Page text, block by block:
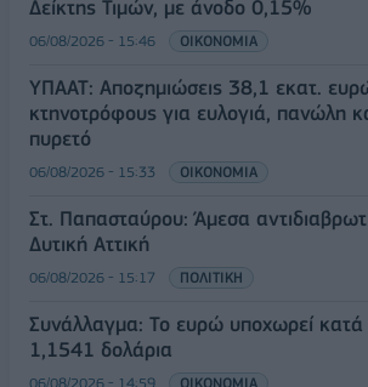
Δείκτης Τιμών, με άνοδο 0,15%
06/08/2026 - 15:46 ΟΙΚΟΝΟΜΙΑ
ΥΠΑΑΤ: Αποζημιώσεις 38,1 εκατ.
κτηνοτρόφους για ευλογιά, πανώλη
πυρετό
06/08/2026 - 15:33 ΟΙΚΟΝΟΜΙΑ
Στ. Παπασταύρου: Άμεσα
Δυτική Αττική
06/08/2026 - 15:17 ΠΟΛΙΤΙΚΗ
Συνάλλαγμα: Το ευρώ υποχωρεί
1,1541 δολάρια
06/08/2026 - 14:59 ΟΙΚΟΝΟΜΙΑ